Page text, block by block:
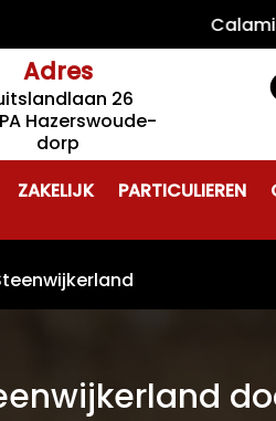
Calamiteiten
Adres
26
Hazerswoude-
dorp
ZAKELIJK PARTICULIEREN